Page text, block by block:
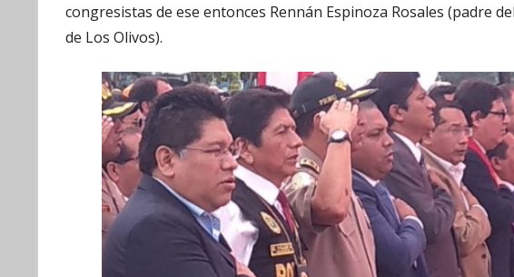
congresistas de ese entonces Rennán Espinoza Rosales (padre
de Los Olivos).